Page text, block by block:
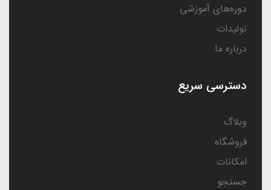
دوره‌های آموزشی
تولیدات
درباره ما
دسترسی سریع
وبلاگ
فروشگاه
امکانات
جستجو